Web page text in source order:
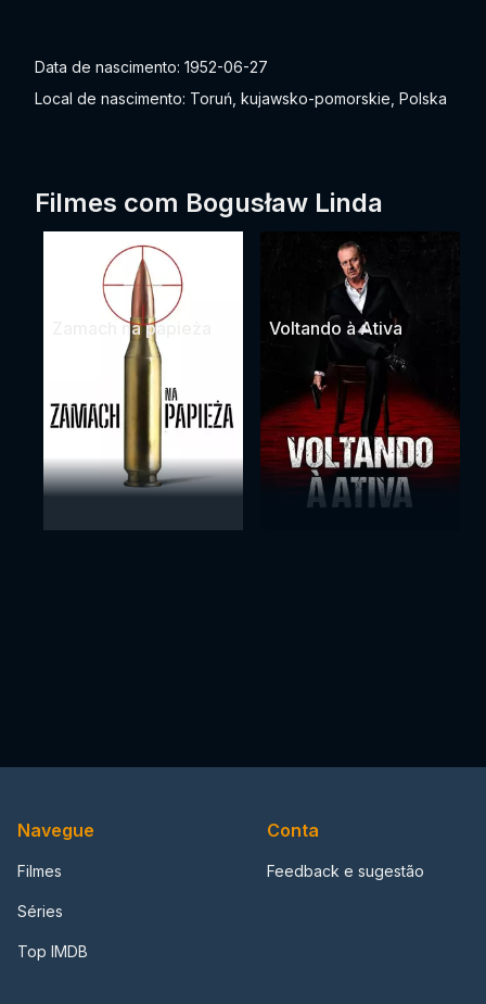
Data de nascimento: 1952-06-27
Local de nascimento: Toruń, kujawsko-pomorskie, Polska
Filmes com Bogusław Linda
Zamach na papieża Voltando à Ativa
Navegue
Filmes
Séries
Top IMDB
Conta
Feedback e sugestão